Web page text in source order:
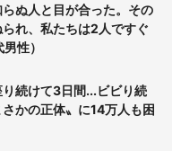
らぬ人と目が合った。その
れ、私たちは2人ですぐ
性）
続けて3日間...ビビり続
かの正体〟に14万人も困